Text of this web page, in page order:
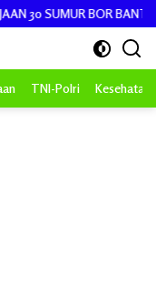
BOR BANTUAN AIR
TNI-Polri Kesehatan